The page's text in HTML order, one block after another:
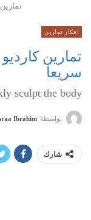
افكار تمارين
تمارين
سريعا
sculpt the body
بواسطة Ibrahim
شارك